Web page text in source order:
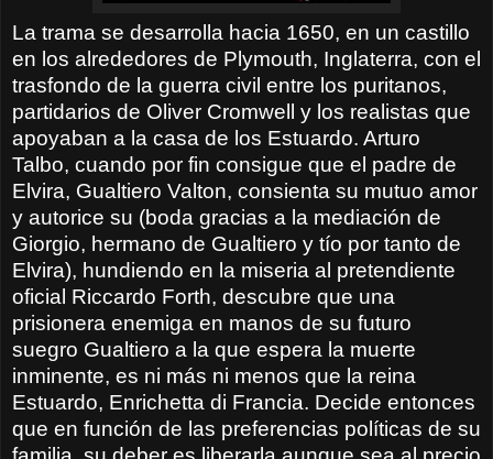
La trama se desarrolla hacia 1650, en un castillo
en los alrededores de Plymouth, Inglaterra, con el
trasfondo de la guerra civil entre los puritanos,
partidarios de Oliver Cromwell y los realistas que
apoyaban a la casa de los Estuardo. Arturo
Talbo, cuando por fin consigue que el padre de
Elvira, Gualtiero Valton, consienta su mutuo amor
y autorice su (boda gracias a la mediación de
Giorgio, hermano de Gualtiero y tío por tanto de
Elvira), hundiendo en la miseria al pretendiente
oficial Riccardo Forth, descubre que una
prisionera enemiga en manos de su futuro
suegro Gualtiero a la que espera la muerte
inminente, es ni más ni menos que la reina
Estuardo, Enrichetta di Francia. Decide entonces
que en función de las preferencias políticas de su